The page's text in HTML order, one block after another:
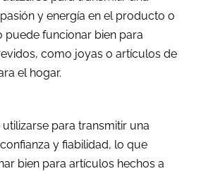
y energía en el producto o
puede funcionar bien para
como joyas o artículos de
el hogar.
para transmitir una
y fiabilidad, lo que
bien para artículos hechos a